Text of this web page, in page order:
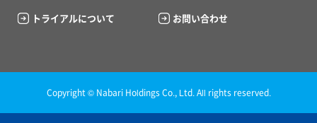
トライアルについて お問い合わせ
Copyright © Nabari Holdings Co., Ltd. All rights reserved.